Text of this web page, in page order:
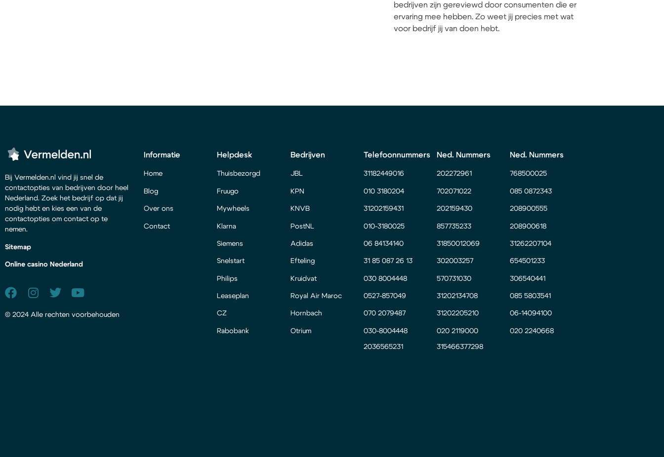
bedrijven zijn gereviewd door consumenten die er
ervaring mee hebben. Zo weet jij precies met wat
voor bedrijf jij van doen hebt.
Bij Vermelden.nl vind jij snel de
contactopties van bedrijven door heel
Nederland. Zoek het bedrijf op dat jij
nodig hebt en kies een van de
contactopties om contact op te
nemen.
Sitemap
Online casino Nederland
© 2024 Alle rechten voorbehouden
Informatie
Home
Blog
Over ons
Contact
Helpdesk
Thuisbezorgd
Fruugo
Mywheels
Klarna
Siemens
Snelstart
Philips
Leaseplan
CZ
Rabobank
Bedrijven
JBL
KPN
KNVB
PostNL
Adidas
Efteling
Kruidvat
Royal Air Maroc
Hornbach
Otrium
Telefoonnummers
31182449016
010 3180204
31202159431
010-3180025
06 84134140
31 85 087 26 13
030 8004448
0527-857049
070 2079487
030-8004448
2036565231
Ned. Nummers
202272961
702071022
202159430
857735233
31850012069
302003257
570731030
31202134708
31202205210
020 2119000
315466377298
Ned. Nummers
768500025
085 0872343
208900555
208900618
31262207104
654501233
306540441
085 5803541
06-14094100
020 2240668